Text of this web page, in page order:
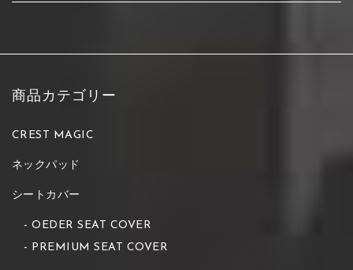
商品カテゴリー
CREST MAGIC
ネックパッド
シートカバー
OEDER SEAT COVER
PREMIUM SEAT COVER